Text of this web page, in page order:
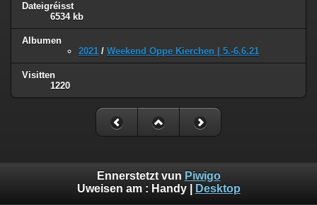
Dateigréisst
6534 kb
Albumen
2021 / Weekend Oppe Kierchen | 5.-6.6.21
Visitten
1220
Ennerstetzt vun Piwigo
Uweisen am : Handy| Desktop